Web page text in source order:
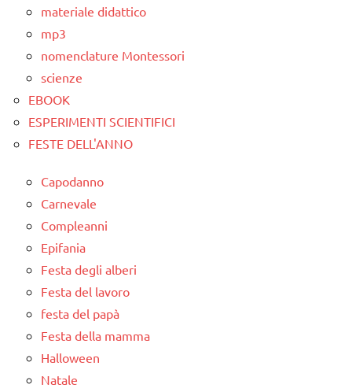
materiale didattico
mp3
nomenclature Montessori
scienze
EBOOK
ESPERIMENTI SCIENTIFICI
FESTE DELL'ANNO
Capodanno
Carnevale
Compleanni
Epifania
Festa degli alberi
Festa del lavoro
festa del papà
Festa della mamma
Halloween
Natale